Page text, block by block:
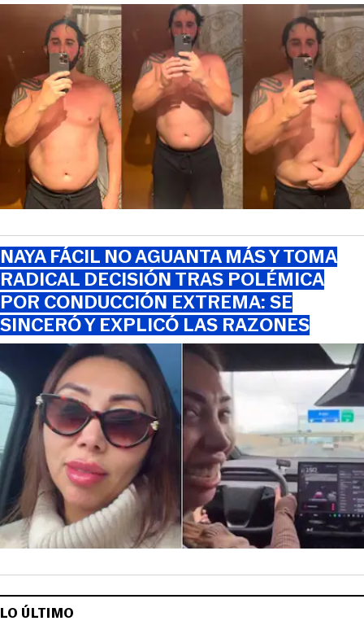
NAYA FÁCIL NO AGUANTA MÁS Y TOMA
RADICAL DECISIÓN TRAS POLÉMICA
POR CONDUCCIÓN EXTREMA: SE
SINCERÓ Y EXPLICÓ LAS RAZONES
LO ÚLTIMO